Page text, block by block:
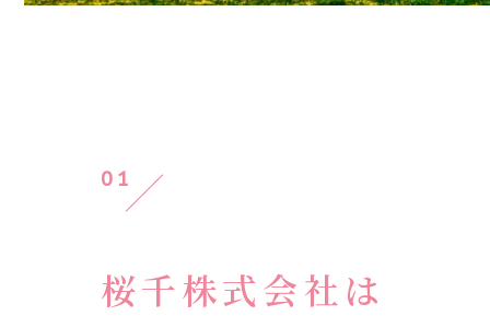
01
桜千株式会社は